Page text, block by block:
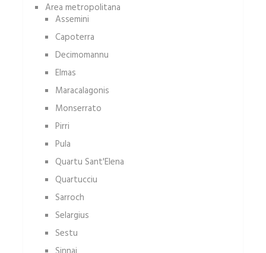
Area metropolitana
Assemini
Capoterra
Decimomannu
Elmas
Maracalagonis
Monserrato
Pirri
Pula
Quartu Sant'Elena
Quartucciu
Sarroch
Selargius
Sestu